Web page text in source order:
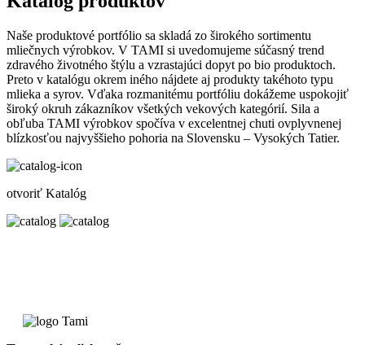
Naše produktové portfólio sa skladá zo širokého sortimentu
mliečnych výrobkov. V TAMI si uvedomujeme súčasný trend
zdravého životného štýlu a vzrastajúci dopyt po bio produktoch.
Preto v katalógu okrem iného nájdete aj produkty takéhoto typu
mlieka a syrov. Vďaka rozmanitému portfóliu dokážeme uspokojiť
široký okruh zákazníkov všetkých vekových kategórií. Sila a
obľuba TAMI výrobkov spočíva v excelentnej chuti ovplyvnenej
blízkosťou najvyššieho pohoria na Slovensku – Vysokých Tatier.
otvoriť Katalóg